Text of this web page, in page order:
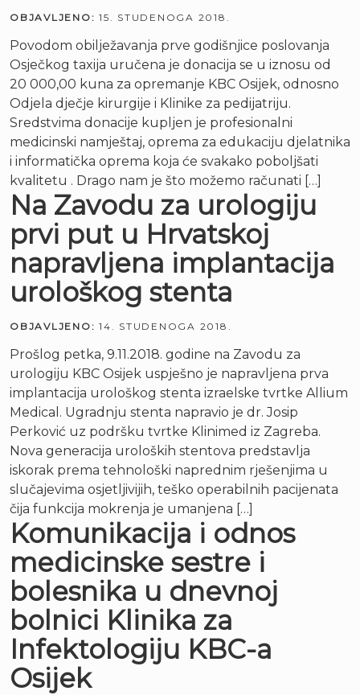
OBJAVLJENO: 15. STUDENOGA 2018.
Povodom obilježavanja prve godišnjice poslovanja
Osječkog taxija uručena je donacija se u iznosu od
20 000,00 kuna za opremanje KBC Osijek, odnosno
Odjela dječje kirurgije i Klinike za pedijatriju.
Sredstvima donacije kupljen je profesionalni
medicinski namještaj, oprema za edukaciju djelatnika
i informatička oprema koja će svakako poboljšati
kvalitetu . Drago nam je što možemo računati […]
Na Zavodu za urologiju
prvi put u Hrvatskoj
napravljena implantacija
urološkog stenta
OBJAVLJENO: 14. STUDENOGA 2018.
Prošlog petka, 9.11.2018. godine na Zavodu za
urologiju KBC Osijek uspješno je napravljena prva
implantacija urološkog stenta izraelske tvrtke Allium
Medical. Ugradnju stenta napravio je dr. Josip
Perković uz podršku tvrtke Klinimed iz Zagreba.
Nova generacija uroloških stentova predstavlja
iskorak prema tehnološki naprednim rješenjima u
slučajevima osjetljivijih, teško operabilnih pacijenata
čija funkcija mokrenja je umanjena […]
Komunikacija i odnos
medicinske sestre i
bolesnika u dnevnoj
bolnici Klinika za
Infektologiju KBC-a
Osijek